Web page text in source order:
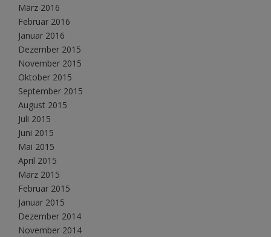
März 2016
Februar 2016
Januar 2016
Dezember 2015
November 2015
Oktober 2015
September 2015
August 2015
Juli 2015
Juni 2015
Mai 2015
April 2015
März 2015
Februar 2015
Januar 2015
Dezember 2014
November 2014